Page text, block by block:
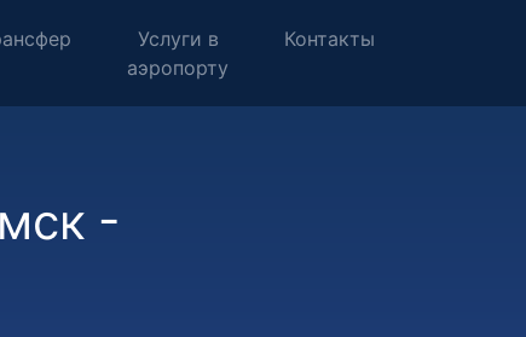
Услуги в
аэропорту
Контакты
-